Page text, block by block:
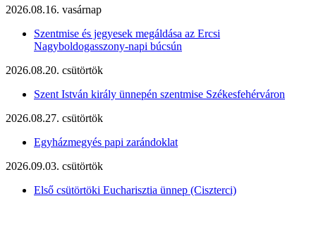
2026.08.16. vasárnap
Szentmise és jegyesek megáldása az Ercsi
Nagyboldogasszony-napi búcsún
2026.08.20. csütörtök
Szent István király ünnepén szentmise Székesfehérváron
2026.08.27. csütörtök
Egyházmegyés papi zarándoklat
2026.09.03. csütörtök
Első csütörtöki Eucharisztia ünnep (Ciszterci)